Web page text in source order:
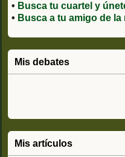
• Busca tu cuartel y
• Busca a tu amigo de la
Mis debates
Mis artículos